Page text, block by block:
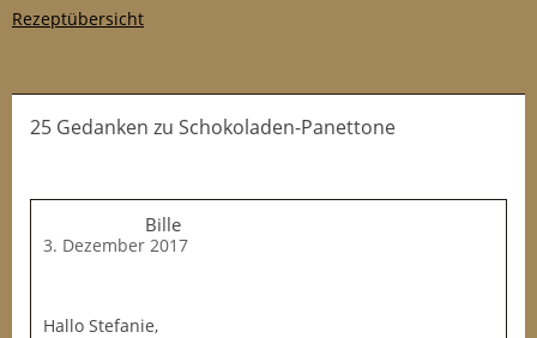
Rezeptübersicht
25 Gedanken zu Schokoladen-Panettone
Bille
3. Dezember 2017
Hallo Stefanie,